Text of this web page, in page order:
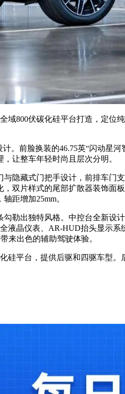
域800伏碳化硅平台打造，定
。前脸换装的46.75英“闪动星
让整车年轻时尚且层次分明。
隐藏式门把手设计，前排车门
双片样式的尾部扩散器装饰面
距增加25mm。​
勒出独特风格。中控台全新设
液晶仪表、AR-HUD抬头显示
来出色的辅助驾驶体验。​
硅平台，提供后驱和四驱车型